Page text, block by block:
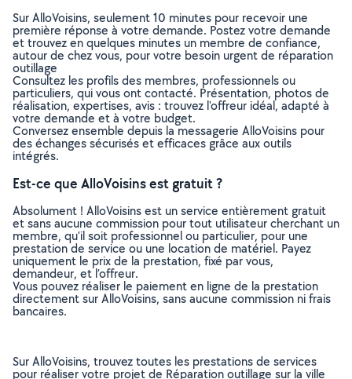
Sur AlloVoisins, seulement 10 minutes pour recevoir une
première réponse à votre demande. Postez votre demande
et trouvez en quelques minutes un membre de confiance,
autour de chez vous, pour votre besoin urgent de réparation
outillage
Consultez les profils des membres, professionnels ou
particuliers, qui vous ont contacté. Présentation, photos de
réalisation, expertises, avis : trouvez l'offreur idéal, adapté à
votre demande et à votre budget.
Conversez ensemble depuis la messagerie AlloVoisins pour
des échanges sécurisés et efficaces grâce aux outils
intégrés.
Est-ce que AlloVoisins est gratuit ?
Absolument ! AlloVoisins est un service entièrement gratuit
et sans aucune commission pour tout utilisateur cherchant un
membre, qu’il soit professionnel ou particulier, pour une
prestation de service ou une location de matériel. Payez
uniquement le prix de la prestation, fixé par vous,
demandeur, et l’offreur.
Vous pouvez réaliser le paiement en ligne de la prestation
directement sur AlloVoisins, sans aucune commission ni frais
bancaires.
Sur AlloVoisins, trouvez toutes les prestations de services
pour réaliser votre projet de Réparation outillage sur la ville